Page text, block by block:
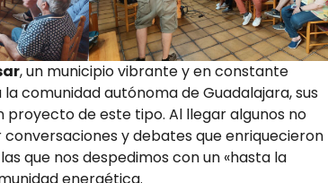
, un municipio vibrante y en constante
comunidad autónoma de Guadalajara, sus
de este tipo. Al llegar algunos no
y debates que enriquecieron
que nos despedimos con un «hasta la